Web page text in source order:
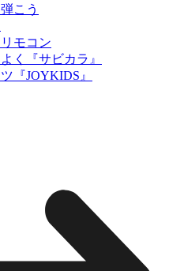
こう
モコン
く『サビカラ』
『JOYKIDS』